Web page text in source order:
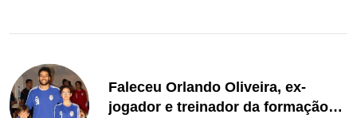
Faleceu Orlando Oliveira, ex-
jogador e treinador da formação